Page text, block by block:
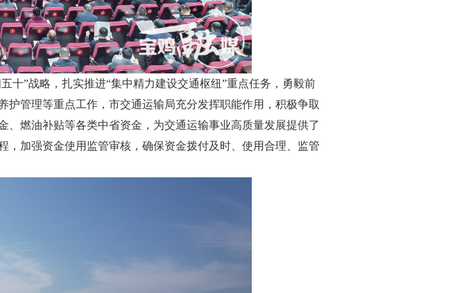
十”战略，扎实推进“集中精力建设交通枢纽”重点任务，勇毅前
管理等重点工作，市交通运输局充分发挥职能作用，积极争取
燃油补贴等各类中省资金，为交通运输事业高质量发展提供了
加强资金使用监管审核，确保资金拨付及时、使用合理、监管